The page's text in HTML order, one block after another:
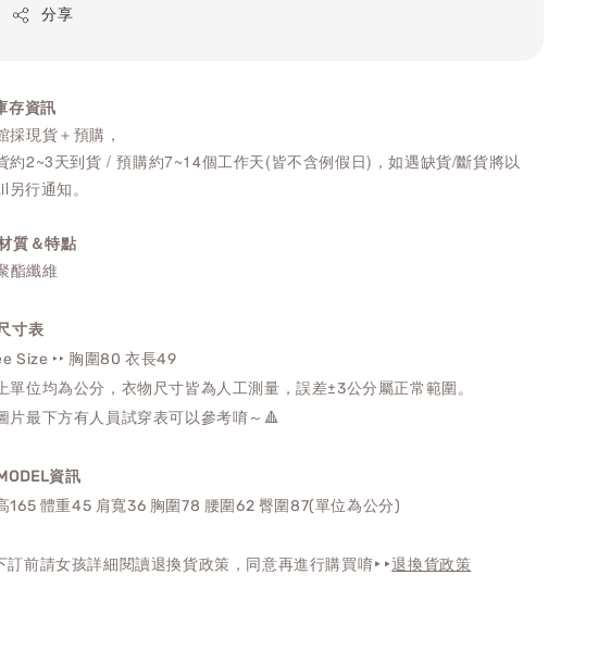
分享
資訊
採現貨＋預購，
約2~3天到貨 / 預購約7~14個工作天(皆不含例假日)，如遇缺貨/斷貨將以
另行通知。
質＆特點
酯纖維
寸表
Size ‣‣ 胸圍80 衣長49
單位均為公分，衣物尺寸皆為人工測量，誤差±3公分屬正常範圍。
片最下方有人員試穿表可以參考唷～🔺
資訊
165 體重45 肩寬36 胸圍78 腰圍62 臀圍87(單位為公分)
訂前請女孩詳細閱讀退換貨政策，同意再進行購買唷‣‣退換貨政策